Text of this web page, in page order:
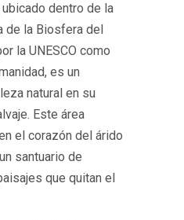
ubicado dentro de la
de la Biosfera del
la UNESCO como
es un
natural en su
Este área
el corazón del árido
santuario de
que quitan el